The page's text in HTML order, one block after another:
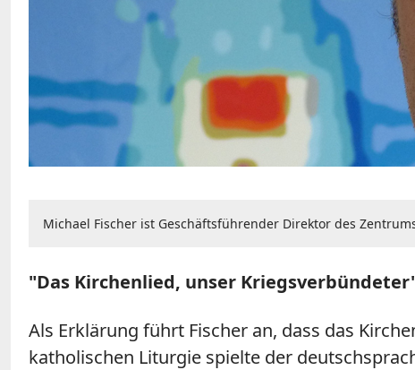
Michael Fischer ist Geschäftsführender Direktor des
"Das Kirchenlied, unser
Als Erklärung führt Fischer an, dass das
katholischen Liturgie spielte der